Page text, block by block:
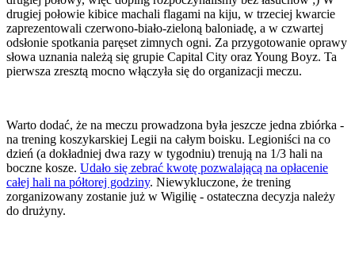
drugiej połowie kibice machali flagami na kiju, w trzeciej kwarcie
zaprezentowali czerwono-biało-zieloną baloniadę, a w czwartej
odsłonie spotkania paręset zimnych ogni. Za przygotowanie oprawy
słowa uznania należą się grupie Capital City oraz Young Boyz. Ta
pierwsza zresztą mocno włączyła się do organizacji meczu.
Warto dodać, że na meczu prowadzona była jeszcze jedna zbiórka -
na trening koszykarskiej Legii na całym boisku. Legioniści na co
dzień (a dokładniej dwa razy w tygodniu) trenują na 1/3 hali na
boczne kosze. Udało się zebrać kwotę pozwalającą na opłacenie
całej hali na półtorej godziny. Niewykluczone, że trening
zorganizowany zostanie już w Wigilię - ostateczna decyzja należy
do drużyny.